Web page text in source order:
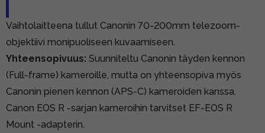
Vaihtolaitteena tullut Canonin 70-200mm telezoom-
objektiivi monipuoliseen kuvaamiseen.
Yhteensopivuus: Suunniteltu Canonin täyden kennon
(Full-frame) kameroille, mutta on yhteensopiva myös
Canonin pienen kennon (APS-C) kameroiden kanssa.
Canon EOS R -sarjan kameroihin tarvitset EF-EOS R
Mount -adapterin.